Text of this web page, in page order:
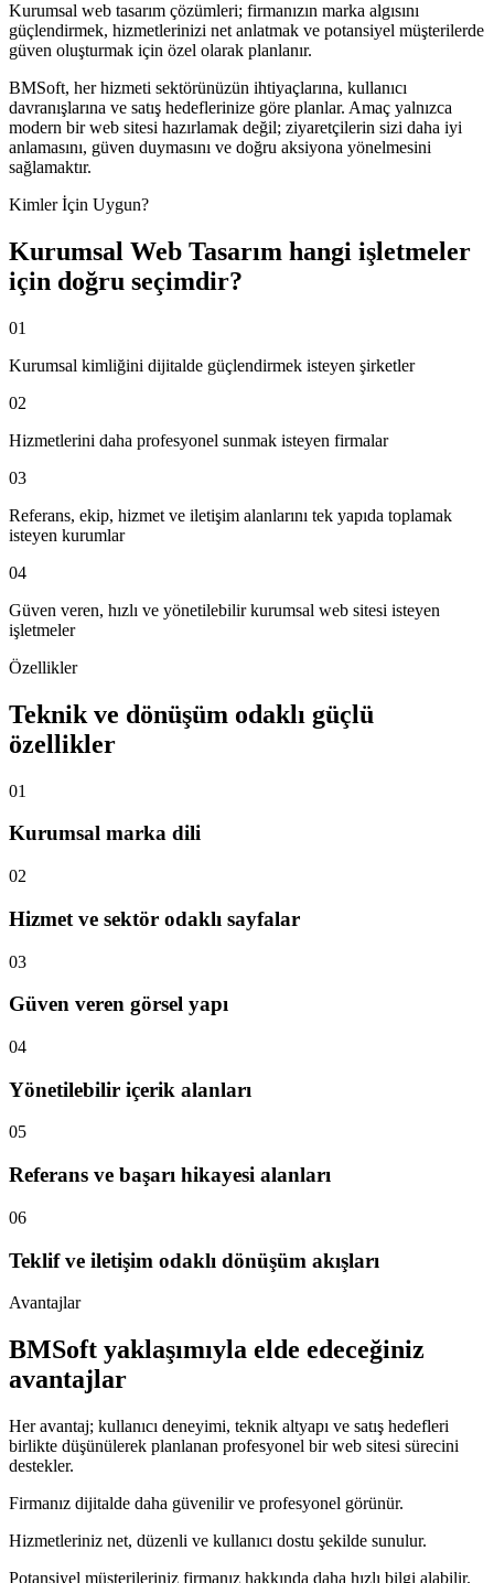
Kurumsal web tasarım çözümleri; firmanızın marka algısını
güçlendirmek, hizmetlerinizi net anlatmak ve potansiyel müşterilerde
güven oluşturmak için özel olarak planlanır.
BMSoft, her hizmeti sektörünüzün ihtiyaçlarına, kullanıcı
davranışlarına ve satış hedeflerinize göre planlar. Amaç yalnızca
modern bir web sitesi hazırlamak değil; ziyaretçilerin sizi daha iyi
anlamasını, güven duymasını ve doğru aksiyona yönelmesini
sağlamaktır.
Kimler İçin Uygun?
Kurumsal Web Tasarım hangi işletmeler
için doğru seçimdir?
01
Kurumsal kimliğini dijitalde güçlendirmek isteyen şirketler
02
Hizmetlerini daha profesyonel sunmak isteyen firmalar
03
Referans, ekip, hizmet ve iletişim alanlarını tek yapıda toplamak
isteyen kurumlar
04
Güven veren, hızlı ve yönetilebilir kurumsal web sitesi isteyen
işletmeler
Özellikler
Teknik ve dönüşüm odaklı güçlü
özellikler
01
Kurumsal marka dili
02
Hizmet ve sektör odaklı sayfalar
03
Güven veren görsel yapı
04
Yönetilebilir içerik alanları
05
Referans ve başarı hikayesi alanları
06
Teklif ve iletişim odaklı dönüşüm akışları
Avantajlar
BMSoft yaklaşımıyla elde edeceğiniz
avantajlar
Her avantaj; kullanıcı deneyimi, teknik altyapı ve satış hedefleri
birlikte düşünülerek planlanan profesyonel bir web sitesi sürecini
destekler.
Firmanız dijitalde daha güvenilir ve profesyonel görünür.
Hizmetleriniz net, düzenli ve kullanıcı dostu şekilde sunulur.
Potansiyel müşterileriniz firmanız hakkında daha hızlı bilgi alabilir.